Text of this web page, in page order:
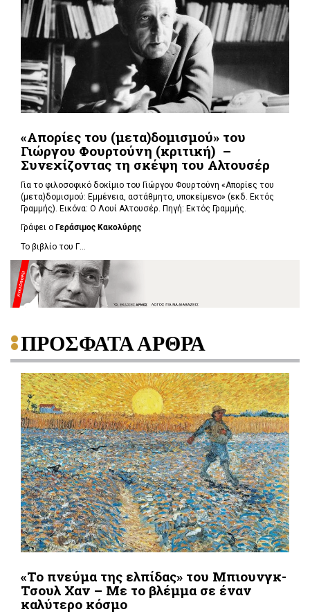
«Απορίες του (μετα)δομισμού» του
Γιώργου Φουρτούνη (κριτική) –
Συνεχίζοντας τη σκέψη του Αλτουσέρ
Για το φιλοσοφικό δοκίμιο του Γιώργου Φουρτούνη «Απορίες του
(μετα)δομισμού: Εμμένεια, αστάθμητο, υποκείμενο» (εκδ. Εκτός
Γραμμής). Εικόνα: Ο Λουί Αλτουσέρ. Πηγή: Εκτός Γραμμής.
Γράφει ο Γεράσιμος Κακολύρης
Το βιβλίο του Γ...
ΠΡΟΣΦΑΤΑ ΑΡΘΡΑ
«Το πνεύμα της ελπίδας» του Μπιουνγκ-
Τσουλ Χαν – Με το βλέμμα σε έναν
καλύτερο κόσμο